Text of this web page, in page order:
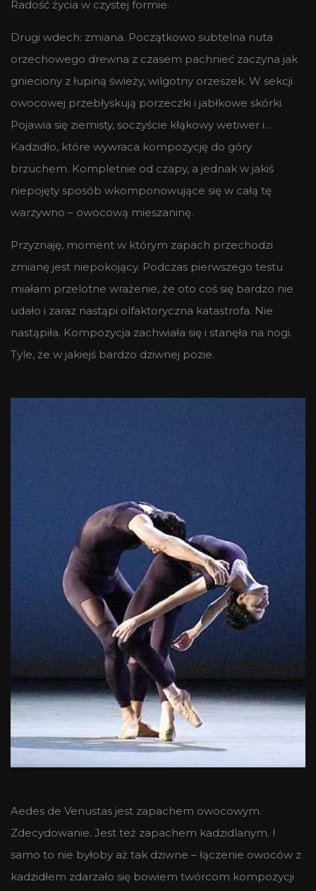
Radość życia w czystej formie.
Drugi wdech: zmiana. Początkowo subtelna nuta
orzechowego drewna z czasem pachnieć zaczyna jak
gnieciony z łupiną świeży, wilgotny orzeszek. W sekcji
owocowej przebłyskują porzeczki i jabłkowe skórki.
Pojawia się ziemisty, soczyście kłąkowy wetiwer i…
Kadzidło, które wywraca kompozycję do góry
brzuchem. Kompletnie od czapy, a jednak w jakiś
niepojęty sposób wkomponowujące się w całą tę
warzywno – owocową mieszaninę.
Przyznaję, moment w którym zapach przechodzi
zmianę jest niepokojący. Podczas pierwszego testu
miałam przelotne wrażenie, że oto coś się bardzo nie
udało i zaraz nastąpi olfaktoryczna katastrofa. Nie
nastąpiła. Kompozycja zachwiała się i stanęła na nogi.
Tyle, że w jakiejś bardzo dziwnej pozie.
Aedes de Venustas jest zapachem owocowym.
Zdecydowanie. Jest też zapachem kadzidlanym. I
samo to nie byłoby aż tak dziwne – łączenie owoców z
kadzidłem zdarzało się bowiem twórcom kompozycji